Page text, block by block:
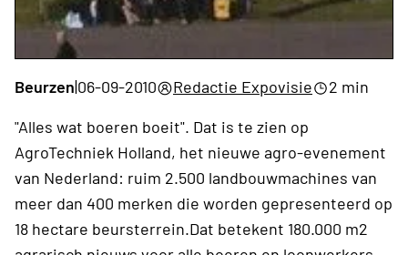
Beurzen|06-09-2010 Redactie Expovisie
2 min
"Alles wat boeren boeit". Dat is te zien op
AgroTechniek Holland, het nieuwe agro-evenement
van Nederland: ruim 2.500 landbouwmachines van
meer dan 400 merken die worden gepresenteerd op
18 hectare beursterrein.Dat betekent 180.000 m2